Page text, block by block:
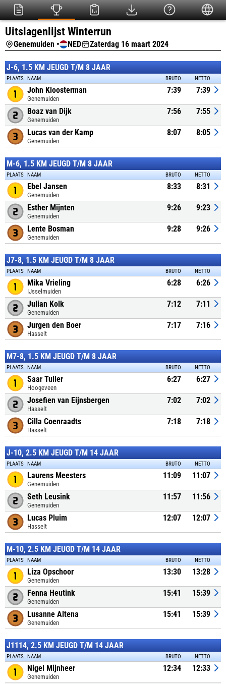
Uitslagenlijst Winterrun
Genemuiden • NED Zaterdag 16 maart 2024
J-6, 1.5 KM JEUGD T/M 8 JAAR
PLAATS NAAM BRUTO NETTO
John Kloosterman
Genemuiden
7:39 7:39
Boaz van Dijk
Genemuiden
7:56 7:55
Lucas van der Kamp
Genemuiden
8:07 8:05
M-6, 1.5 KM JEUGD T/M 8 JAAR
PLAATS NAAM BRUTO NETTO
Ebel Jansen
Genemuiden
8:33 8:31
Esther Mijnten
Genemuiden
9:26 9:23
Lente Bosman
Genemuiden
9:28 9:26
J7-8, 1.5 KM JEUGD T/M 8 JAAR
PLAATS NAAM BRUTO NETTO
Mika Vrieling
IJsselmuiden
6:28 6:26
Julian Kolk
Genemuiden
7:12 7:11
Jurgen den Boer
Hasselt
7:17 7:16
M7-8, 1.5 KM JEUGD T/M 8 JAAR
PLAATS NAAM BRUTO NETTO
Saar Tuller
Hoogeveen
6:27 6:27
Josefien van Eijnsbergen
Hasselt
7:02 7:02
Cilla Coenraadts
Hasselt
7:18 7:18
J-10, 2.5 KM JEUGD T/M 14 JAAR
PLAATS NAAM BRUTO NETTO
Laurens Meesters
Genemuiden
11:09 11:07
Seth Leusink
Genemuiden
11:57 11:56
Lucas Pluim
Hasselt
12:07 12:07
M-10, 2.5 KM JEUGD T/M 14 JAAR
PLAATS NAAM BRUTO NETTO
Liza Opschoor
Genemuiden
13:30 13:28
Fenna Heutink
Genemuiden
15:41 15:39
Lusanne Altena
Genemuiden
15:41 15:39
J1114, 2.5 KM JEUGD T/M 14 JAAR
PLAATS NAAM BRUTO NETTO
Nigel Mijnheer
Genemuiden
12:34 12:33